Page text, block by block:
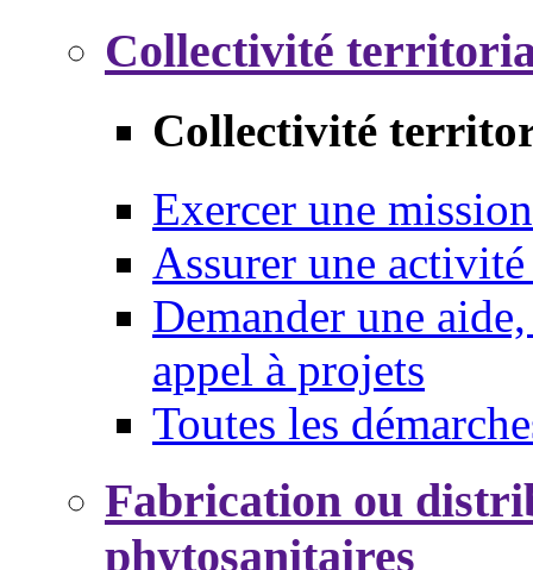
Collectivité
Collectivité
Exercer une mission
Assurer une
Demander une
appel à projets
Toutes les
Fabrication ou
phytosanitaires